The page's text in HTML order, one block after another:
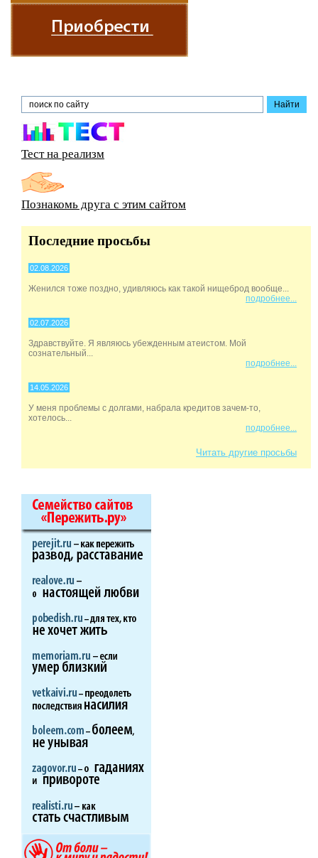
Тест на реализм
Познакомь друга с этим сайтом
Последние просьбы
02.08.2026
Женился тоже поздно, удивляюсь как такой нищеброд вообще...
подробнее...
02.07.2026
Здравствуйте. Я являюсь убежденным атеистом. Мой
сознательный...
подробнее...
14.05.2026
У меня проблемы с долгами, набрала кредитов зачем-то,
хотелось...
подробнее...
Читать другие просьбы